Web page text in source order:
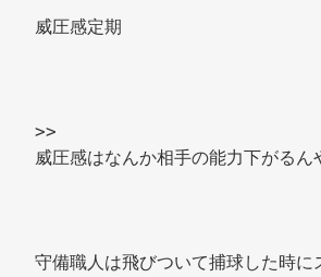
威圧感定期
>>
威圧感はなんか相手の能力下がるん
守備職人は飛びついて捕球した時に